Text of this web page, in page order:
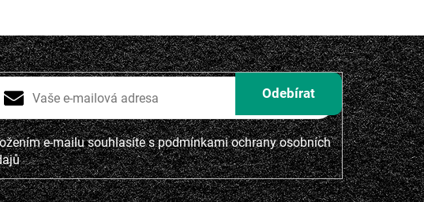
e-mailu souhlasíte spodmínkami ochrany osobních